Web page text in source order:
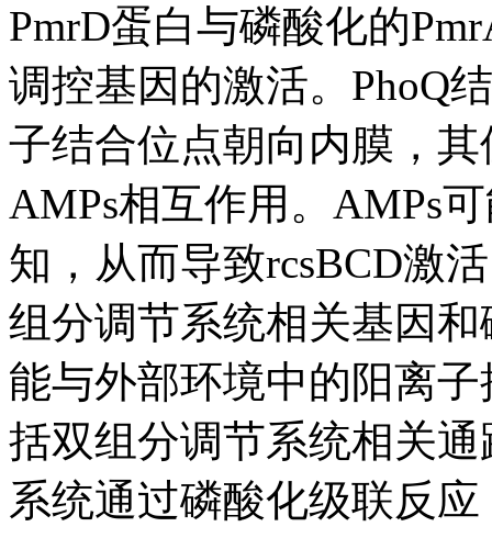
PmrD蛋白与磷酸化的
调控基因的激活。PhoQ
子结合位点朝向内膜，
AMPs相互作用。AMPs
知，从而导致rcsBCD激
组分调节系统相关基因
能与外部环境中的阳离
括双组分调节系统相关
系统通过磷酸化级联反